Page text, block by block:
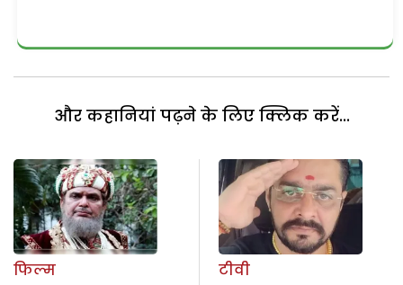
और कहानियां पढ़ने के लिए क्लिक करें...
फिल्म
टीवी